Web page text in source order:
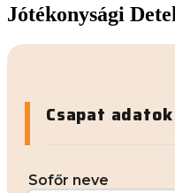
Jótékonysági
Csapat adatok
Sofőr neve